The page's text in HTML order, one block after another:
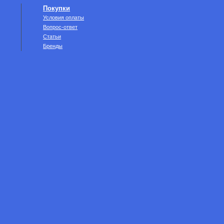
Покупки
Условия оплаты
Вопрос-ответ
Статьи
Бренды